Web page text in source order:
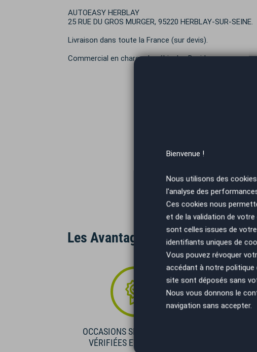
AUTOEASY HERBLAY
25 RUE DU GROS MURGER, 95220 HERBLAY-SUR-SEINE.
Livraison dans toute la France (sur devis).
Commercial en charge du véhicule : David
Les Avantages AutoEasy
OCCASIONS SÉLECTIONNÉES
VÉRIFIÉES ET GARANTIES
Bienvenue !
Nous utilisons des
l'analyse des
Ces cookies nous
et de la validation de
sont celles issues de
identifiants uniques de
Vous pouvez révoquer
accédant à notre politique
site sont déposés sans
Nous vous donnons le
navigation sans accepter.